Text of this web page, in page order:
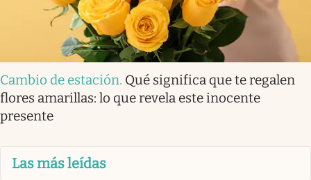
Cambio de estación. Qué significa que te regalen
flores amarillas: lo que revela este inocente
presente
Las más leídas